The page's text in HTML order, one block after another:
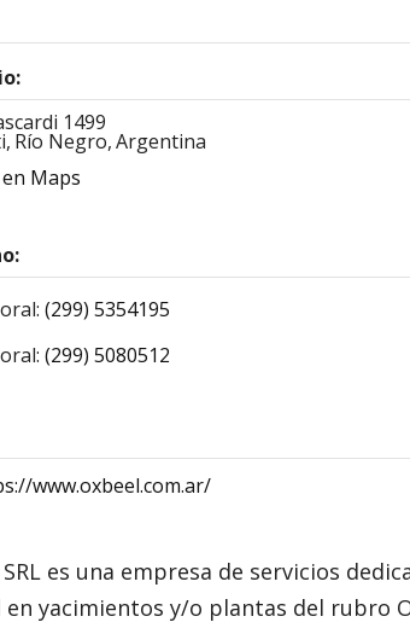
1499
Río Negro,Argentina
Maps
(299) 5354195
(299) 5080512
www.oxbeel.com.ar/
SRL es una empresa de servicios
yacimientos y/o plantas del rubro